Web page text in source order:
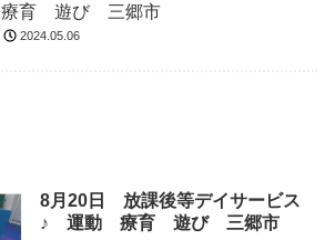
療育 遊び 三郷市
2024.05.06
8月20日 放課後等デイサービス
♪ 運動 療育 遊び 三郷市